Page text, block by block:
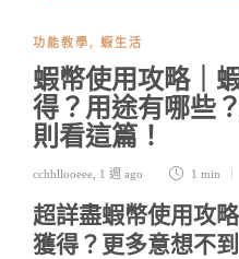
功能教學, 蝦生活
蝦幣使用攻略｜
得？用途有哪些
則看這篇！
cchhllooeee 1 週 ago 1 min
超詳盡蝦幣使用攻
獲得？更多意想不